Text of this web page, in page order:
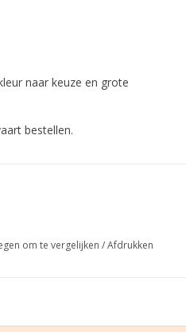
naar keuze en grote
bestellen.
om te vergelijken /Afdrukken